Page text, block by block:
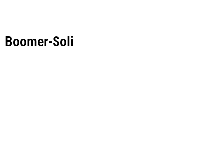
Boomer-Soli